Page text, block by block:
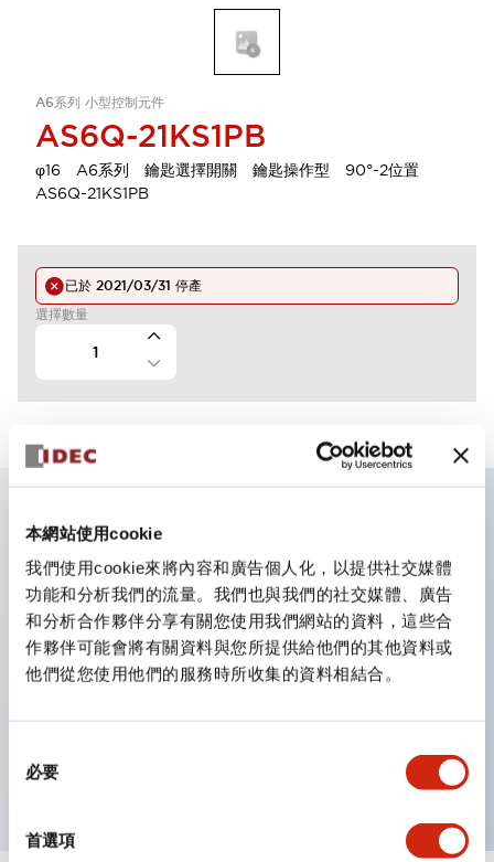
本網站使用cookie
我們使用cookie來將內容和廣告個人化，以提供社交媒體
功能和分析我們的流量。我們也與我們的社交媒體、廣告
和分析合作夥伴分享有關您使用我們網站的資料，這些合
作夥伴可能會將有關資料與您所提供給他們的其他資料或
他們從您使用他們的服務時所收集的資料相結合。
必要
首選項
A6系列 小型控制元件
AS6Q-21KS1PB
φ16 A6系列 鑰匙選擇開關 鑰匙操作型 90°-2位置
AS6Q-21KS1PB
已於 2021/03/31 停產
選擇數量
主要特點
適用於從民生到FA領域的廣泛用途
LED照明單元內置限流電阻和二極體
防護結構具備IP40和IP65等級。（IEC 60529）
可使用專用配件輕鬆更換為Φ22閃光輪廓